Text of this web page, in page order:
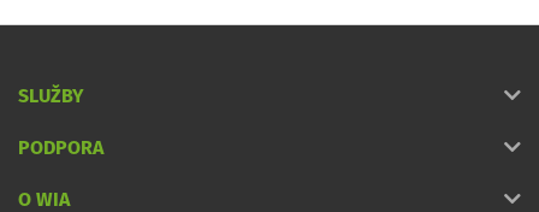
SLUŽBY
PODPORA
O WIA